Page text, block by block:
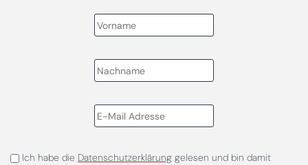
Ich habe die Datenschutzerklärunggelesen und bin damit